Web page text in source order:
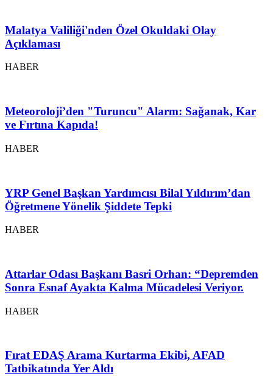
Malatya Valiliği'nden Özel Okuldaki Olay
Açıklaması
HABER
Meteoroloji’den "Turuncu" Alarm: Sağanak, Kar
ve Fırtına Kapıda!
HABER
YRP Genel Başkan Yardımcısı Bilal Yıldırım’dan
Öğretmene Yönelik Şiddete Tepki
HABER
Attarlar Odası Başkanı Basri Orhan: “Depremden
Sonra Esnaf Ayakta Kalma Mücadelesi Veriyor.
HABER
Fırat EDAŞ Arama Kurtarma Ekibi, AFAD
Tatbikatında Yer Aldı